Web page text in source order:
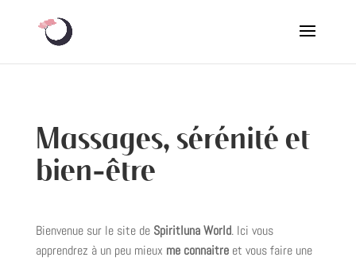
Massages, sérénité et
bien-être
Bienvenue sur le site de Spiritluna World. Ici vous
apprendrez à un peu mieux me connaitreet vous faire une